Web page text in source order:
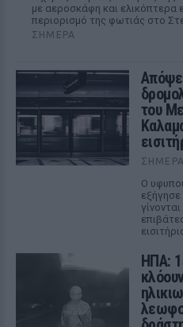
με αεροσκάφη και ελικόπτερα
περιορισμό της φωτιάς στο
ΣΉΜΕΡΑ
Απόψε
του
ΣΉΜΕΡΑ
Ο
ΗΠΑ: